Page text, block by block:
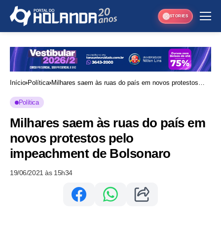
STORIES
Início Política Milhares saem às ruas do país em novos protestos
Política
Milhares saem às ruas do país em
novos protestos pelo
impeachment de Bolsonaro
19/06/2021 às 15h34